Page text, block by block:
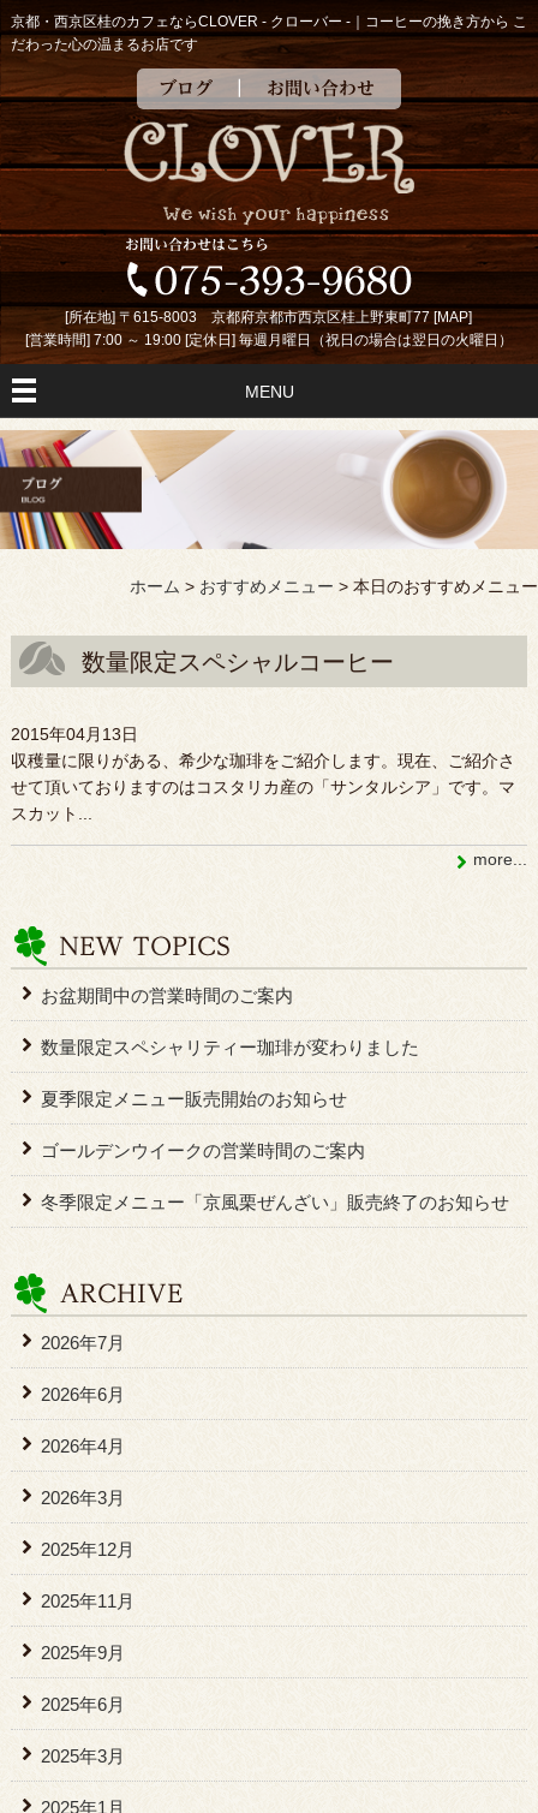
京都・西京区桂のカフェならCLOVER - クローバー -｜コーヒーの挽き方から こ
だわった心の温まるお店です
ブログ お問い合わせ
[所在地] 〒615-8003 京都府京都市西京区桂上野東町77 [MAP]
[営業時間] 7:00 ～ 19:00 [定休日] 毎週月曜日（祝日の場合は翌日の火曜日）
MENU
ホーム > おすすめメニュー > 本日のおすすめメニュー
数量限定スペシャルコーヒー
2015年04月13日
収穫量に限りがある、希少な珈琲をご紹介します。現在、ご紹介さ
せて頂いておりますのはコスタリカ産の「サンタルシア」です。マ
スカット...
more...
お盆期間中の営業時間のご案内
数量限定スペシャリティー珈琲が変わりました
夏季限定メニュー販売開始のお知らせ
ゴールデンウイークの営業時間のご案内
冬季限定メニュー「京風栗ぜんざい」販売終了のお知らせ
2026年7月
2026年6月
2026年4月
2026年3月
2025年12月
2025年11月
2025年9月
2025年6月
2025年3月
2025年1月